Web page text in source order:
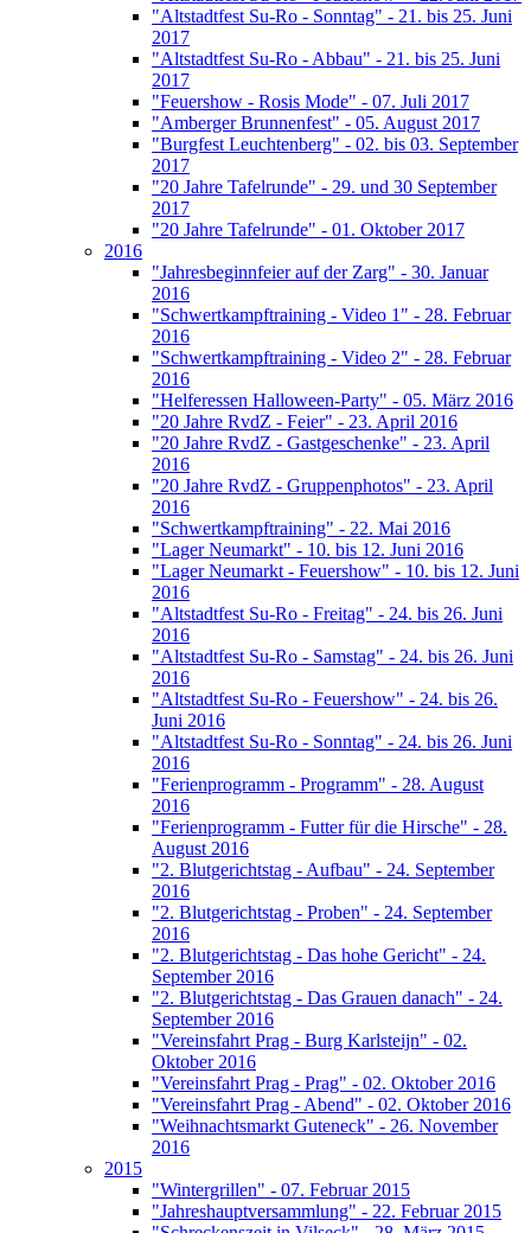
"Altstadtfest Su-Ro - Sonntag" - 21. bis 25. Juni
2017
"Altstadtfest Su-Ro - Abbau" - 21. bis 25. Juni
2017
"Feuershow - Rosis Mode" - 07. Juli 2017
"Amberger Brunnenfest" - 05. August 2017
"Burgfest Leuchtenberg" - 02. bis 03. September
2017
"20 Jahre Tafelrunde" - 29. und 30 September
2017
"20 Jahre Tafelrunde" - 01. Oktober 2017
2016
"Jahresbeginnfeier auf der Zarg" - 30. Januar
2016
"Schwertkampftraining - Video 1" - 28. Februar
2016
"Schwertkampftraining - Video 2" - 28. Februar
2016
"Helferessen Halloween-Party" - 05. März 2016
"20 Jahre RvdZ - Feier" - 23. April 2016
"20 Jahre RvdZ - Gastgeschenke" - 23. April
2016
"20 Jahre RvdZ - Gruppenphotos" - 23. April
2016
"Schwertkampftraining" - 22. Mai 2016
"Lager Neumarkt" - 10. bis 12. Juni 2016
"Lager Neumarkt - Feuershow" - 10. bis 12. Juni
2016
"Altstadtfest Su-Ro - Freitag" - 24. bis 26. Juni
2016
"Altstadtfest Su-Ro - Samstag" - 24. bis 26. Juni
2016
"Altstadtfest Su-Ro - Feuershow" - 24. bis 26.
Juni 2016
"Altstadtfest Su-Ro - Sonntag" - 24. bis 26. Juni
2016
"Ferienprogramm - Programm" - 28. August
2016
"Ferienprogramm - Futter für die Hirsche" - 28.
August 2016
"2. Blutgerichtstag - Aufbau" - 24. September
2016
"2. Blutgerichtstag - Proben" - 24. September
2016
"2. Blutgerichtstag - Das hohe Gericht" - 24.
September 2016
"2. Blutgerichtstag - Das Grauen danach" - 24.
September 2016
"Vereinsfahrt Prag - Burg Karlsteijn" - 02.
Oktober 2016
"Vereinsfahrt Prag - Prag" - 02. Oktober 2016
"Vereinsfahrt Prag - Abend" - 02. Oktober 2016
"Weihnachtsmarkt Guteneck" - 26. November
2016
2015
"Wintergrillen" - 07. Februar 2015
"Jahreshauptversammlung" - 22. Februar 2015